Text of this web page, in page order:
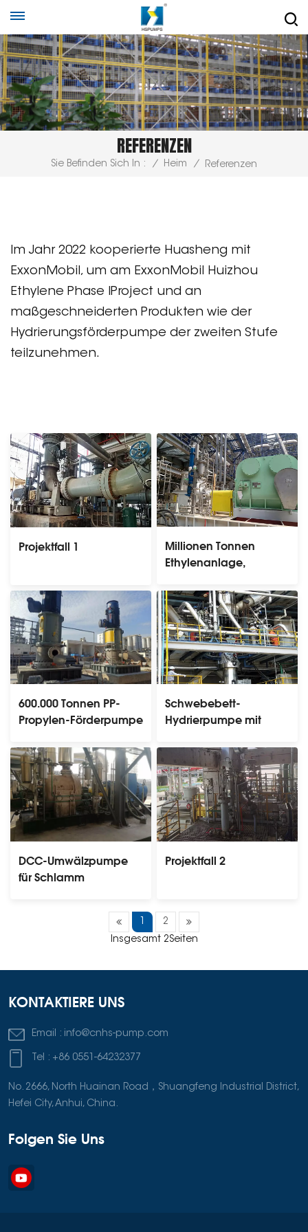
REFERENZEN
Sie Befinden Sich In : / Heim / Referenzen
Im Jahr 2022 kooperierte Huasheng mit
ExxonMobil, um am ExxonMobil Huizhou
Ethylene Phase lProject und an
maßgeschneiderten Produkten wie der
Hydrierungsförderpumpe der zweiten Stufe
teilzunehmen.
Projektfall 1
Millionen Tonnen
Ethylenanlage,
600.000 Tonnen PP-
Propylen-Förderpumpe
Schwebebett-
Hydrierpumpe mit
DCC-Umwälzpumpe
für Schlamm
Projektfall 2
1
2
Insgesamt 2Seiten
KONTAKTIERE UNS
Email : info@cnhs-pump.com
Tel : +86 0551-64232377
No. 2666, North Huainan Road，Shuangfeng Industrial District,
Hefei City, Anhui, China.
Folgen Sie Uns